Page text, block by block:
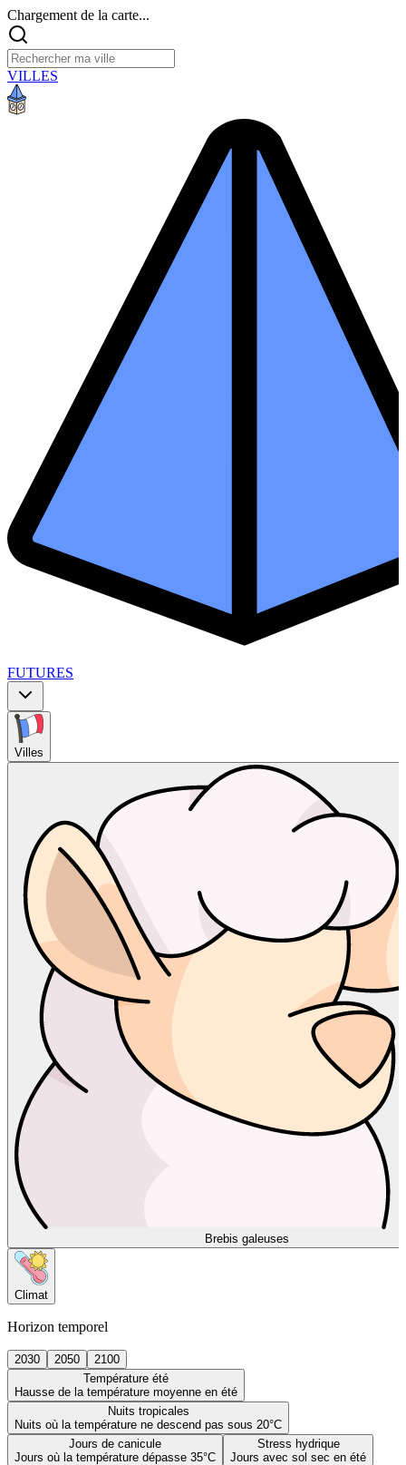
Chargement de la carte...
VILLES
FUTURES
Villes
Brebis galeuses
Climat
Horizon temporel
2030 2050
2100
Température été
Hausse de la température moyenne en été
Nuits tropicales
Nuits où la température ne descend pas sous 20°C
Jours de canicule
Jours où la température dépasse 35°C
Stress hydrique
Jours avec sol sec en été